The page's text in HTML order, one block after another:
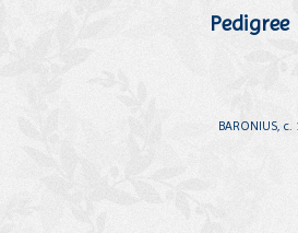
Pedigree
BARONIUS, c.